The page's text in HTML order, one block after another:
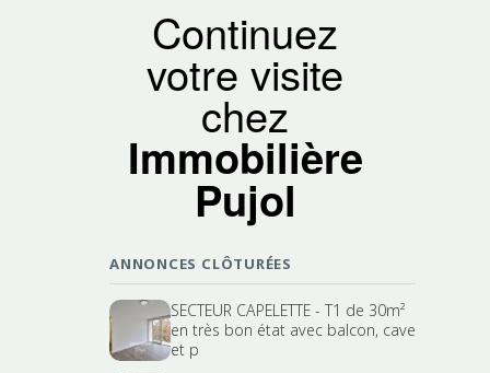
Continuez
votre visite
chez
Immobilière
Pujol
ANNONCES CLÔTURÉES
SECTEUR CAPELETTE - T1 de 30m²
en très bon état avec balcon, cave
et p